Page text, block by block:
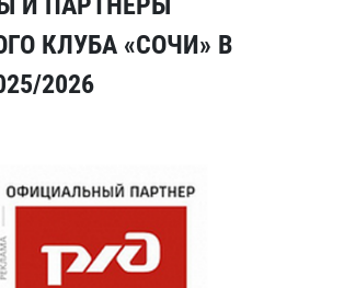
КЛУБА «СОЧИ» В
2026